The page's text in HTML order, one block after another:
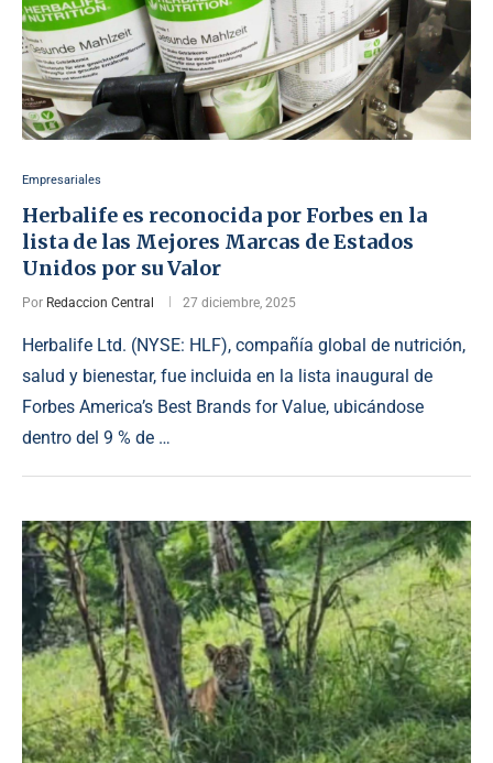
Empresariales
Herbalife es reconocida por Forbes en la
lista de las Mejores Marcas de Estados
Unidos por su Valor
Por Redaccion Central 27 diciembre, 2025
Herbalife Ltd. (NYSE: HLF), compañía global de nutrición,
salud y bienestar, fue incluida en la lista inaugural de
Forbes America’s Best Brands for Value, ubicándose
dentro del 9 % de …